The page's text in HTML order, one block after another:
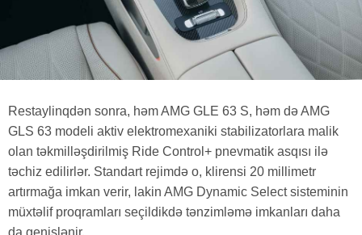
Restaylinqdən sonra, həm AMG GLE 63 S, həm də AMG
GLS 63 modeli aktiv elektromexaniki stabilizatorlara malik
olan təkmilləşdirilmiş Ride Control+ pnevmatik asqısı ilə
təchiz edilirlər. Standart rejimdə o, klirensi 20 millimetr
artırmağa imkan verir, lakin AMG Dynamic Select sisteminin
müxtəlif proqramları seçildikdə tənzimləmə imkanları daha
da genişlənir.